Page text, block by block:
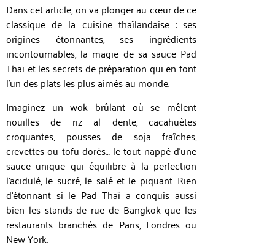
Dans cet article, on va plonger au cœur de ce
classique de la cuisine thaïlandaise : ses
origines étonnantes, ses ingrédients
incontournables, la magie de sa sauce Pad
Thaï et les secrets de préparation qui en font
l’un des plats les plus aimés au monde.
Imaginez un wok brûlant où se mêlent
nouilles de riz al dente, cacahuètes
croquantes, pousses de soja fraîches,
crevettes ou tofu dorés… le tout nappé d’une
sauce unique qui équilibre à la perfection
l’acidulé, le sucré, le salé et le piquant. Rien
d’étonnant si le Pad Thaï a conquis aussi
bien les stands de rue de Bangkok que les
restaurants branchés de Paris, Londres ou
New York.